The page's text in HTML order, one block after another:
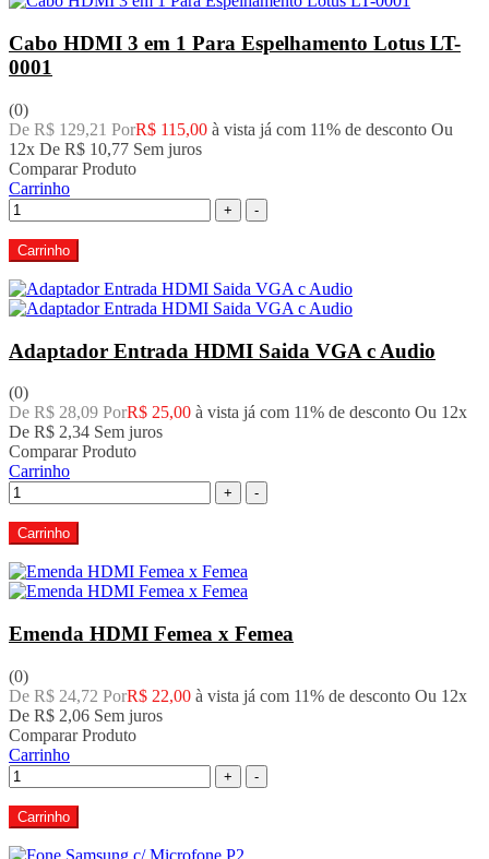
Cabo HDMI 3 em 1 Para Espelhamento Lotus LT-
0001
(0)
De R$ 129,21 PorR$ 115,00 à vista já com 11% de desconto Ou
12x De R$ 10,77 Sem juros
Comparar Produto
Carrinho
+ -
Carrinho
Adaptador Entrada HDMI Saida VGA c Audio
(0)
De R$ 28,09 PorR$ 25,00 à vista já com 11% de desconto Ou 12x
De R$ 2,34 Sem juros
Comparar Produto
Carrinho
+ -
Carrinho
Emenda HDMI Femea x Femea
(0)
De R$ 24,72 PorR$ 22,00 à vista já com 11% de desconto Ou 12x
De R$ 2,06 Sem juros
Comparar Produto
Carrinho
+ -
Carrinho